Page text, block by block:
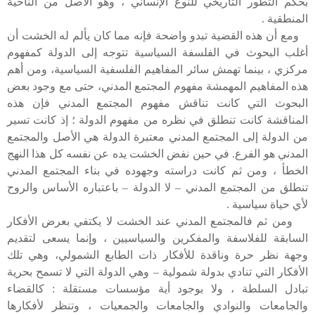
المنطقية .
ومع أن هذه القضية تبدو واضحة فإنه مما كان يألم له الخشت أن
أغلب البحوث في الفلسفة السياسية تتوجه إلى الدولة كمفهوم
مركزي ، بينما تهمش سائر المفاهيم الفلسفية السياسية، ومن أهم
هذه المفاهيم المهمشة مفهوم المجتمع المدني، حتى مع وجود بعض
البحوث التي كانت تناقش مفهوم المجتمع المدني فإن هذه
المناقشة كانت تنطلق في نظره من مفهوم الدولة ؛ إذ كانت تسير
من الدولة إلى المجتمع المدني معتبرة الدولة هي الأصل والمجتمع
المدني هو الفرع. في حين نفض الخشت يده عن نفسه كل هذا النهج
الخطأ ، ومن ثم كانت دراسته وجهوده في بناء المجتمع المدني
تنطلق من المجتمع المدني – لا الدولة – باعتباره الأساس والروح
لأي حياة سياسية .
ومن ثم فالمجتمع المدني عند الخشت لا يكتفي بعرض الأفكار
السابقة للفلاسفة والمفكرين والسياسيين ، وإنما يسعى لتقديم
وجهة نظر حرة وناقدة للأفكار ذات الطابع الشمولي، وهي تلك
الأفكار التي تنادي بدولة شمولية – وهي الدولة التي لا تسمح بحرية
تبادل السلطة ، ولا بوجود أية مؤسسات مستقلة : كالقضاء
والجامعات والنوادي والجامعات والجمعيات ، وتنظر لأفكارها